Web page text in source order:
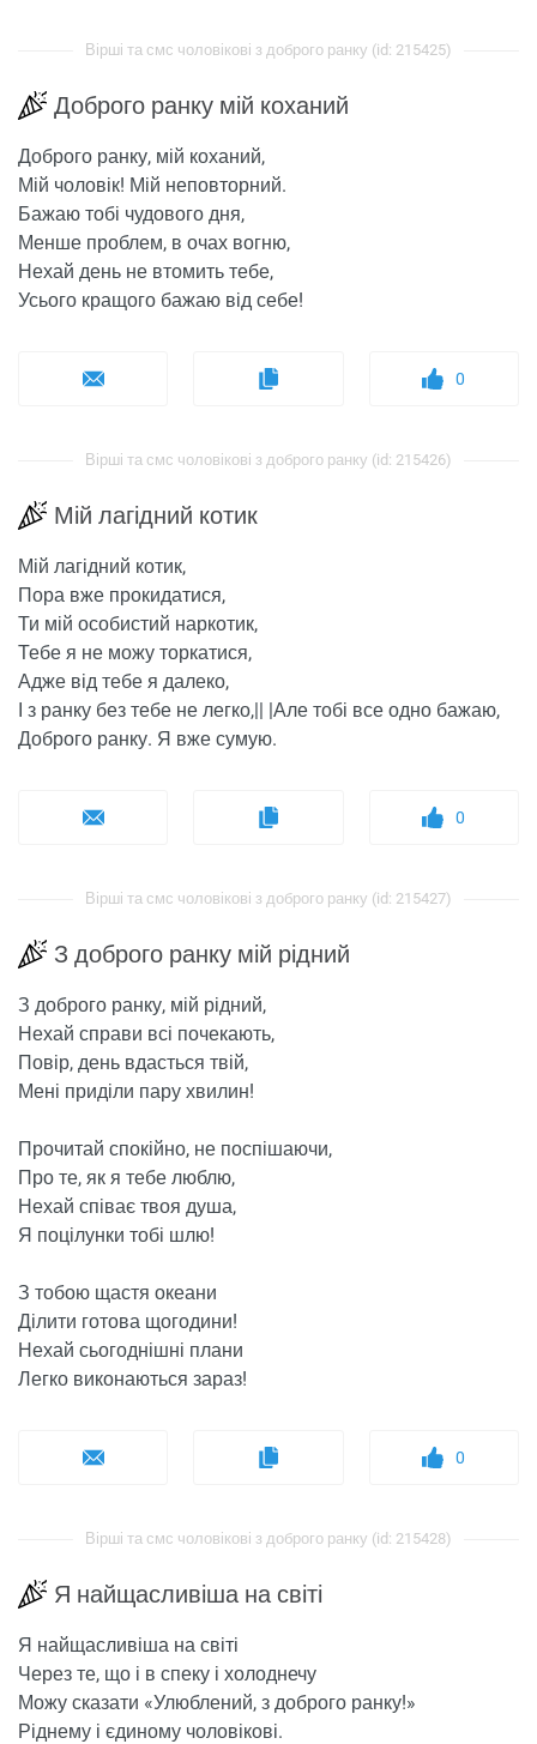
Вірші та смс чоловікові з доброго ранку (id: 215425)
Доброго ранку мій коханий
Доброго ранку, мій коханий,
Мій чоловік! Мій неповторний.
Бажаю тобі чудового дня,
Менше проблем, в очах вогню,
Нехай день не втомить тебе,
Усього кращого бажаю від себе!
0
Вірші та смс чоловікові з доброго ранку (id: 215426)
Мій лагідний котик
Мій лагідний котик,
Пора вже прокидатися,
Ти мій особистий наркотик,
Тебе я не можу торкатися,
Адже від тебе я далеко,
І з ранку без тебе не легко,|| |Але тобі все одно бажаю,
Доброго ранку. Я вже сумую.
0
Вірші та смс чоловікові з доброго ранку (id: 215427)
З доброго ранку мій рідний
З доброго ранку, мій рідний,
Нехай справи всі почекають,
Повір, день вдасться твій,
Мені приділи пару хвилин!
Прочитай спокійно, не поспішаючи,
Про те, як я тебе люблю,
Нехай співає твоя душа,
Я поцілунки тобі шлю!
З тобою щастя океани
Ділити готова щогодини!
Нехай сьогоднішні плани
Легко виконаються зараз!
0
Вірші та смс чоловікові з доброго ранку (id: 215428)
Я найщасливіша на світі
Я найщасливіша на світі
Через те, що і в спеку і холоднечу
Можу сказати «Улюблений, з доброго ранку!»
Ріднему і єдиному чоловікові.